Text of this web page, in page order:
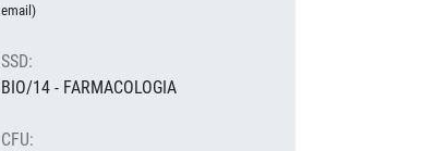
email)
SSD:
BIO/14 - FARMACOLOGIA
CFU: